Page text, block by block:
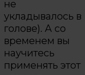
не
укладывалось в
голове). А со
временем вы
научитесь
применять этот